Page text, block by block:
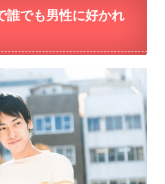
誰でも男性に好かれ